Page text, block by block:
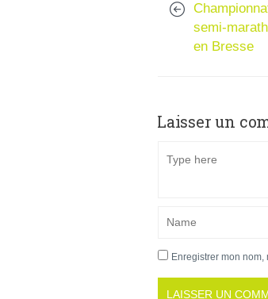
semi-
en Bresse
Laisser un
Enregistrer mon